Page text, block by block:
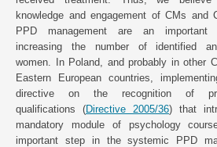
knowledge and engagement of CMs and
PPD management are an
increasing the number of identified
women. In Poland, and probably in other
Eastern European countries,
directive on the recognition of
qualifications (Directive 2005/36) that
mandatory module of psychology
important step in the systemic PPD